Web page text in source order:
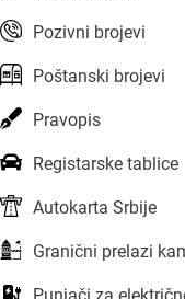
Pozivni brojevi
Poštanski brojevi
Pravopis
Registarske tablice
Autokarta Srbije
Granični prelazi
Punjači za